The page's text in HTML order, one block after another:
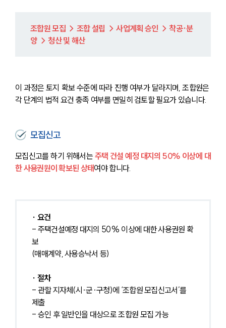
조합원 모집 → 조합 설립 → 사업계획 승인 → 착공·분
양 → 청산 및 해산
이 과정은 토지 확보 수준에 따라 진행 여부가 달라지며, 조합원은
각 단계의 법적 요건 충족 여부를 면밀히 검토할 필요가 있습니다.
모집신고
모집신고를 하기 위해서는 주택 건설 예정 대지의 50% 이상에 대
한 사용권원이 확보된 상태여야 합니다.
∙ 요건
- 주택건설예정 대지의 50% 이상에 대한 사용권원 확
보
(매매계약, 사용승낙서 등)
∙ 절차
- 관할 지자체(시·군·구청)에 ‘조합원 모집신고서’를
제출
- 승인 후 일반인을 대상으로 조합원 모집 가능